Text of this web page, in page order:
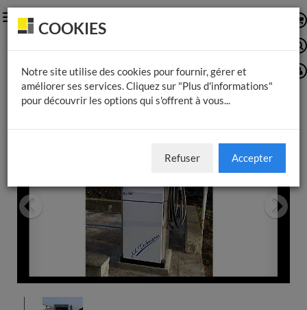
Toggle
navigationCOOKIES
Notre site utilise des cookies pour fournir, gérer et
améliorer ses services. Cliquez sur "Plus d'informations"
pour découvrir les options qui s'offrent à vous...
Refuser Accepter